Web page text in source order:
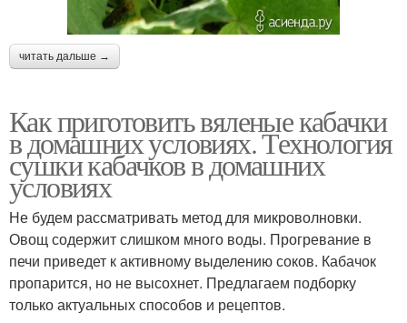
читать дальше →
Как приготовить вяленые кабачки
в домашних условиях. Технология
сушки кабачков в домашних
условиях
Не будем рассматривать метод для микроволновки.
Овощ содержит слишком много воды. Прогревание в
печи приведет к активному выделению соков. Кабачок
пропарится, но не высохнет. Предлагаем подборку
только актуальных способов и рецептов.